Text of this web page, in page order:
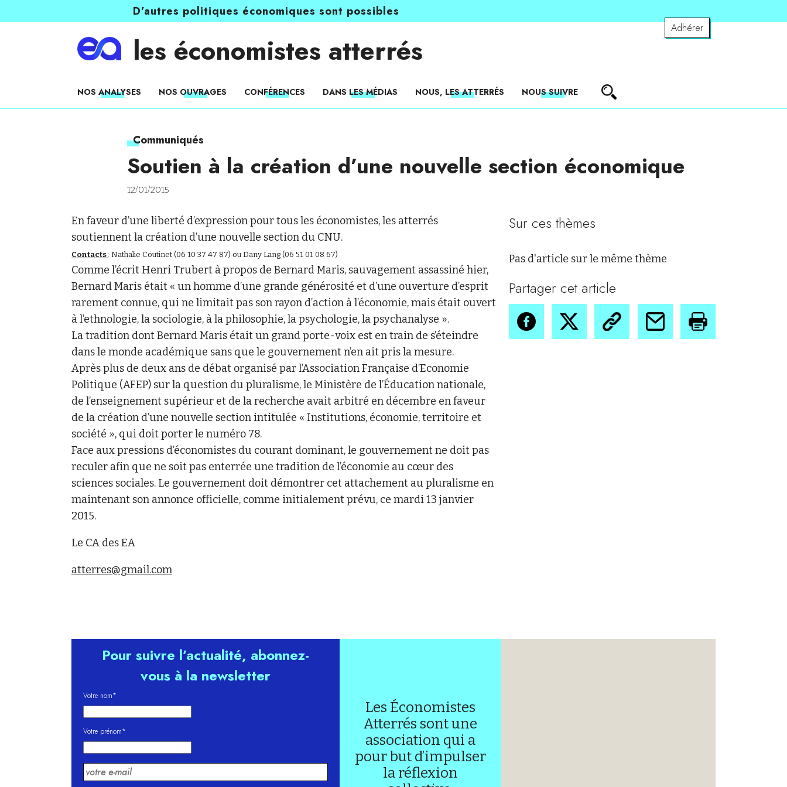
D’autres politiques économiques sont possibles
Adhérer
les économistes atterrés
NOS ANALYSES NOS OUVRAGES CONFÉRENCES DANS LES MÉDIAS NOUS, LES ATTERRÉS NOUS SUIVRE
Communiqués
Soutien à la création d’une nouvelle section économique
12/01/2015
En faveur d’une liberté d’expression pour tous les économistes, les atterrés
soutiennent la création d’une nouvelle section du CNU.
Contacts: Nathalie Coutinet (06 10 37 47 87) ou Dany Lang (06 51 01 08 67)
Comme l’écrit Henri Trubert à propos de Bernard Maris, sauvagement assassiné hier,
Bernard Maris était « un homme d’une grande générosité et d’une ouverture d’esprit
rarement connue, qui ne limitait pas son rayon d’action à l’économie, mais était ouvert
à l’ethnologie, la sociologie, à la philosophie, la psychologie, la psychanalyse ».
La tradition dont Bernard Maris était un grand porte-voix est en train de s’éteindre
dans le monde académique sans que le gouvernement n’en ait pris la mesure.
Après plus de deux ans de débat organisé par l’Association Française d’Economie
Politique (AFEP) sur la question du pluralisme, le Ministère de l’Éducation nationale,
de l’enseignement supérieur et de la recherche avait arbitré en décembre en faveur
de la création d’une nouvelle section intitulée « Institutions, économie, territoire et
société », qui doit porter le numéro 78.
Face aux pressions d’économistes du courant dominant, le gouvernement ne doit pas
reculer afin que ne soit pas enterrée une tradition de l’économie au cœur des
sciences sociales. Le gouvernement doit démontrer cet attachement au pluralisme en
maintenant son annonce officielle, comme initialement prévu, ce mardi 13 janvier
2015.
Le CA des EA
atterres@gmail.com
Sur ces thèmes
Pas d'article sur le même thème
Partager cet article
Pour suivre l’actualité, abonnez-
vous à la newsletter
Votre nom*
Votre prénom*
Les Économistes
Atterrés sont une
association qui a
pour but d’impulser
la réflexion